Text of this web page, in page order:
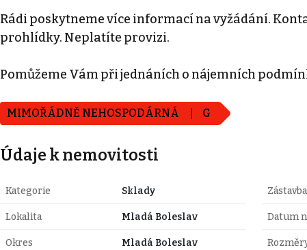
Rádi poskytneme více informací na vyžádání.
prohlídky. Neplatíte provizi.
Pomůžeme Vám při jednáních o nájemních
MIMOŘÁDNĚ NEHOSPODÁRNÁ G
Údaje k nemovitosti
Kategorie Sklady
Lokalita Mladá Boleslav
Okres Mladá Boleslav
Zástavba
Datum